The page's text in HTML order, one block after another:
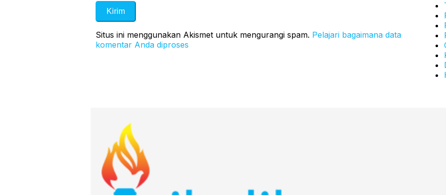
Situs ini menggunakan Akismet untuk mengurangi spam. Pelajari bagaimana data
komentar Anda diproses